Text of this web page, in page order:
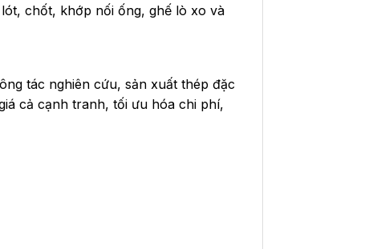
chốt, khớp nối ống, ghế lò xo và
tác nghiên cứu, sản xuất thép đặc
cả cạnh tranh, tối ưu hóa chi phí,